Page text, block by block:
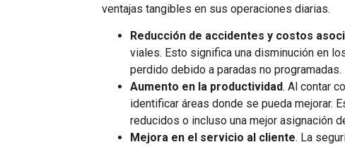
ventajas tangibles en sus operaciones diarias.
Reducción de accidentes y costos
viales. Esto significa una disminución en
perdido debido a paradas no programadas.
Aumento en la productividad. Al contar
identificar áreas donde se pueda mejorar.
reducidos o incluso una mejor asignación
Mejora en el servicio al cliente. La